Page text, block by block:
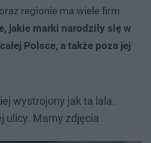
regionie ma wiele firm
jakie marki narodziły się w
Polsce, a także poza jej
wystrojony jak ta lala.
ulicy. Mamy zdjęcia